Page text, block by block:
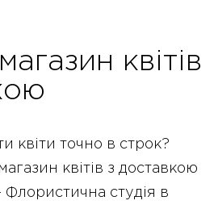
квітів
квіти точно в строк?
квітів з доставкою
студія в